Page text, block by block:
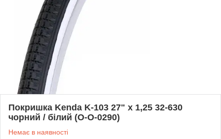
Покришка Kenda K-103 27" х 1,25 32-630
чорний / білий (O-O-0290)
Немає в наявності